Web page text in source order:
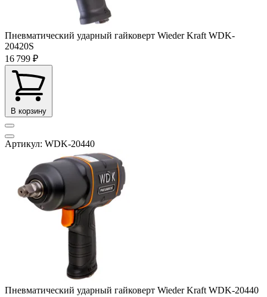
Пневматический ударный гайковерт Wieder Kraft WDK-
20420S
16 799 ₽
В корзину
Артикул: WDK-20440
Пневматический ударный гайковерт Wieder Kraft WDK-20440